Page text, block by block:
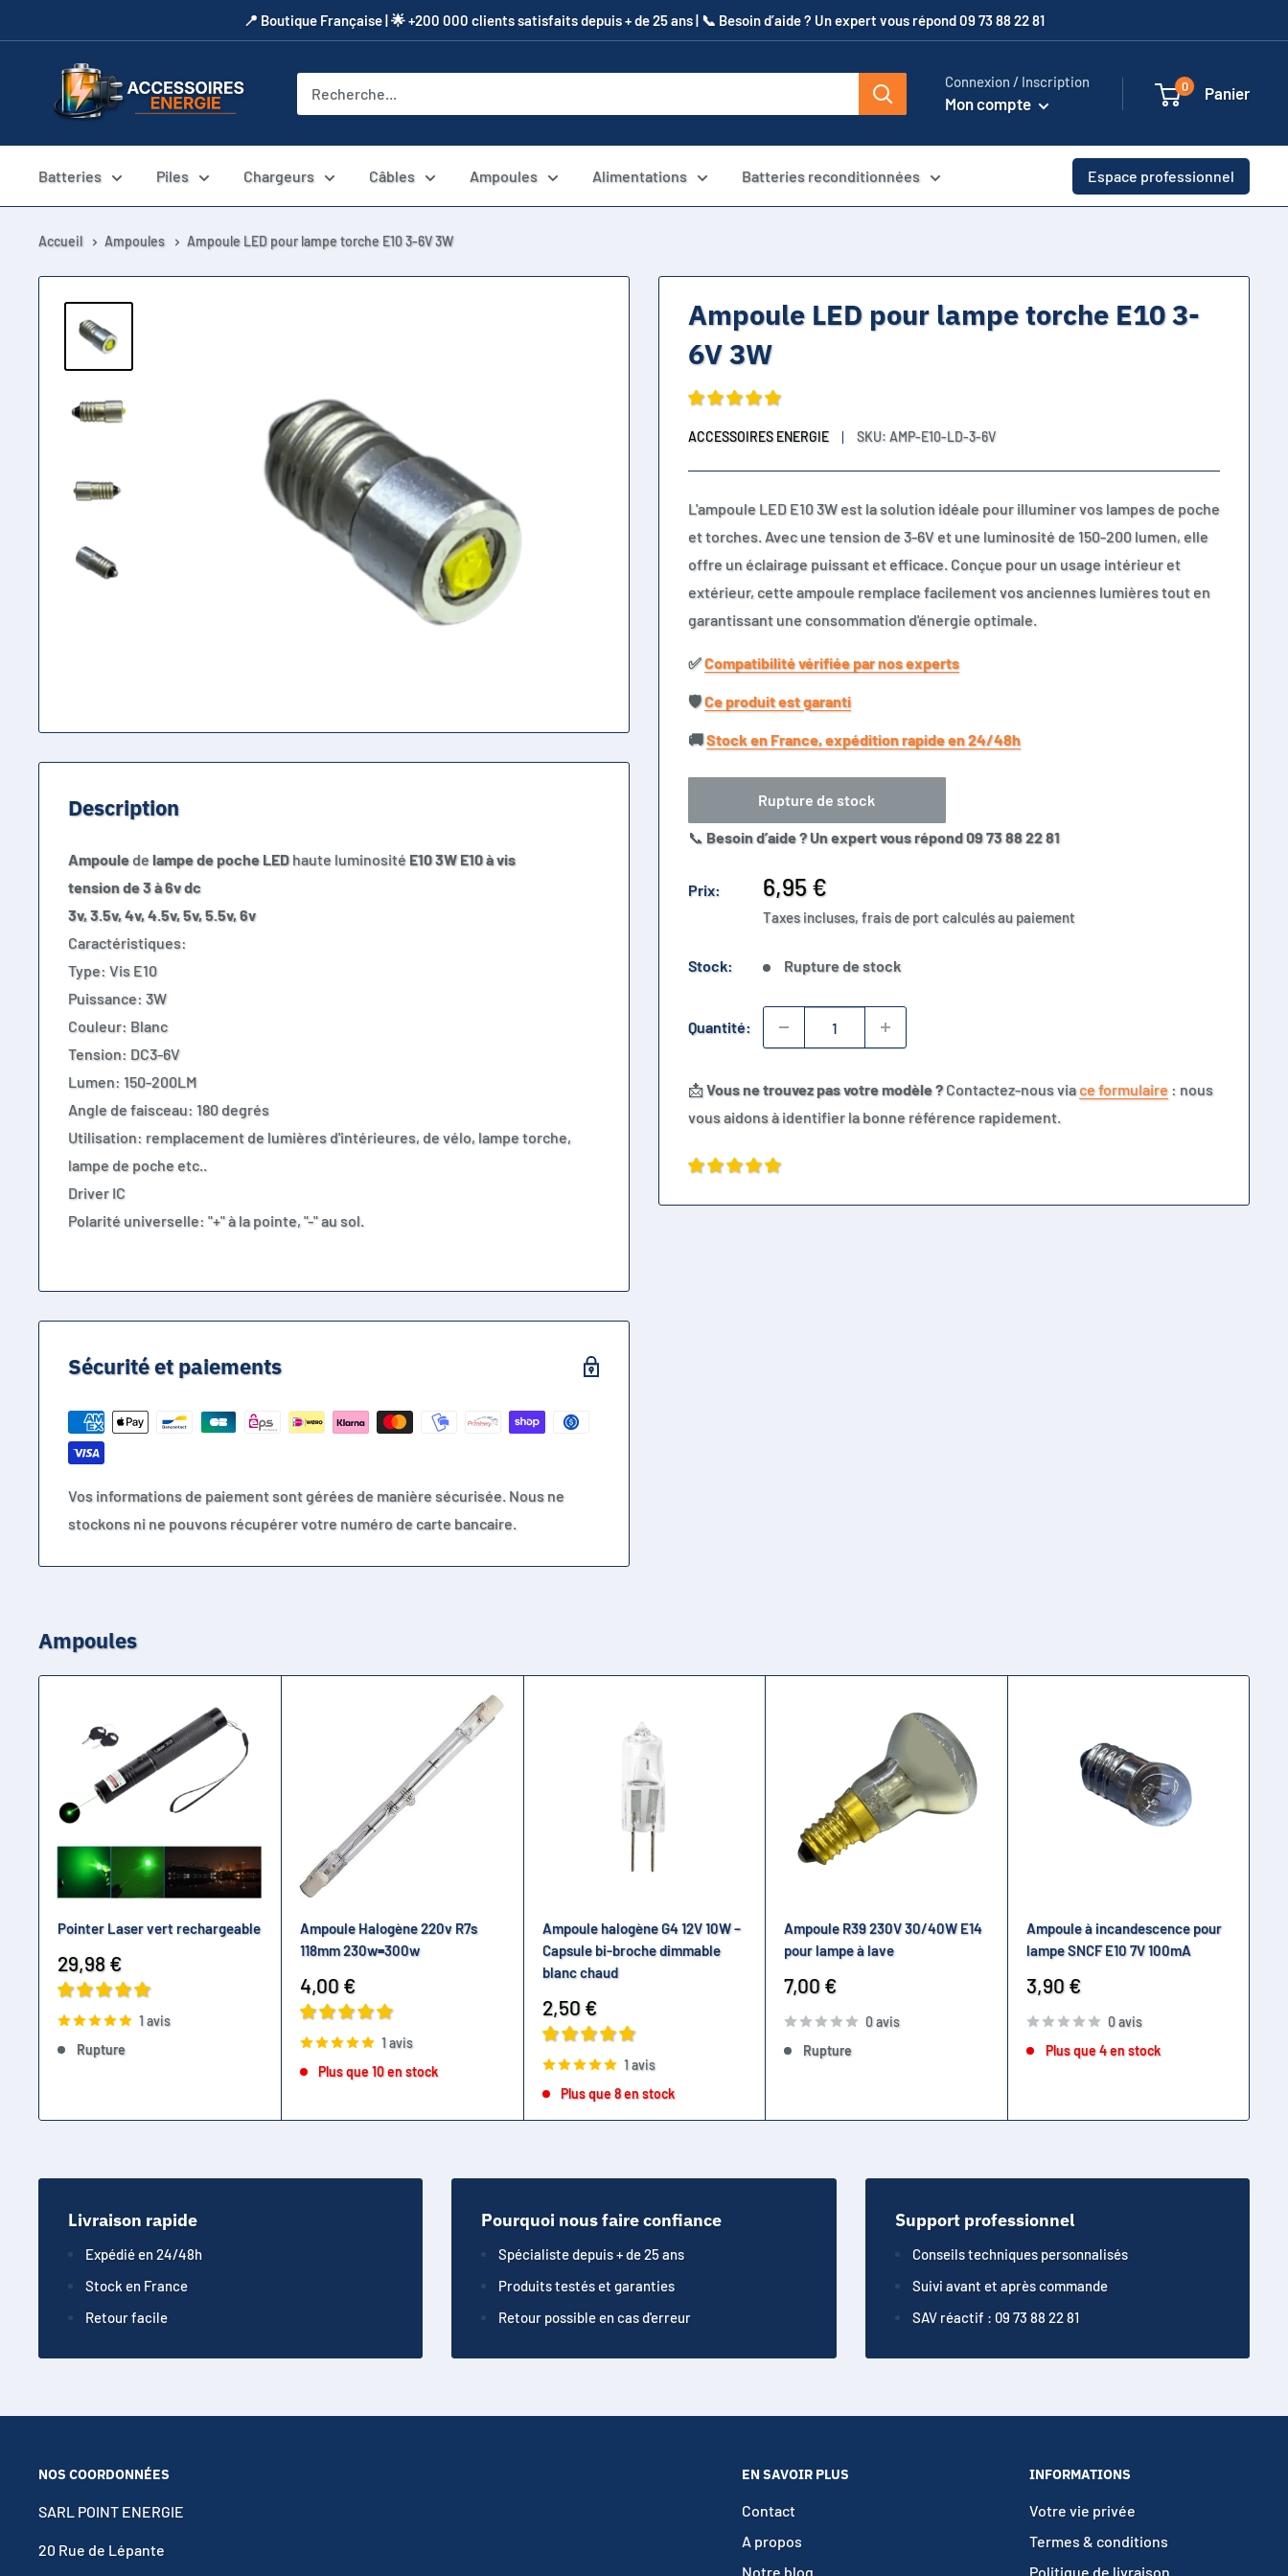
au
​📍​ Boutique Française | 🌟 +200 000 clients satisfaits depuis + de 25 ans | 📞​ Besoin d’aide ? Un expert vous répond 09 73 88 22 81
Accessoires
Energie
Connexion / Inscription
Mon compte
0 Panier
Batteries Piles Chargeurs Câbles Ampoules Alimentations Batteries reconditionnées Espace professionnel
Accueil Ampoules Ampoule LED pour lampe torche E10 3-6V 3W
Ampoule LED pour lampe torche E10 3-
6V 3W
ACCESSOIRES ENERGIE SKU: AMP-E10-LD-3-6V
L'ampoule LED E10 3W est la solution idéale pour illuminer vos lampes de poche
et torches. Avec une tension de 3-6V et une luminosité de 150-200 lumen, elle
offre un éclairage puissant et efficace. Conçue pour un usage intérieur et
extérieur, cette ampoule remplace facilement vos anciennes lumières tout en
garantissant une consommation d'énergie optimale.
✅​Compatibilité vérifiée par nos experts
🛡️​Ce produit est garanti
🚚​Stock en France, expédition rapide en 24/48h
Rupture de stock
📞 Besoin d’aide ? Un expert vous répond 09 73 88 22 81
Prix:
Prix
réduit
6,95 €
Taxes incluses, frais de port calculés au paiement
Stock: Rupture de stock
Quantité:
📩Vous ne trouvez pas votre modèle ?Contactez-nous viace formulaire : nous
vous aidons à identifier la bonne référence rapidement.
Description
Ampoule delampe de poche LEDhaute luminosité E10 3W E10 à vis
tension de 3 à 6v dc
3v, 3.5v, 4v, 4.5v, 5v, 5.5v, 6v
Caractéristiques:
Type: Vis E10
Puissance: 3W
Couleur: Blanc
Tension: DC3-6V
Lumen: 150-200LM
Angle de faisceau: 180 degrés
Utilisation: remplacement de lumières d'intérieures, de vélo, lampe torche,
lampe de poche etc..
Driver IC
Polarité universelle: "+" à la pointe, "-" au sol.
Sécurité et paiements
Vos informations de paiement sont gérées de manière sécurisée. Nous ne
stockons ni ne pouvons récupérer votre numéro de carte bancaire.
Ampoules
Pointer Laser vert rechargeable
Prix
réduit
29,98 €
1 avis
Rupture
Ampoule Halogène 220v R7s
118mm 230w=300w
Prix
réduit
4,00 €
1 avis
Plus que 10 en stock
Ampoule halogène G4 12V 10W –
Capsule bi-broche dimmable
blanc chaud
Prix
réduit
2,50 €
1 avis
Plus que 8 en stock
Ampoule R39 230V 30/40W E14
pour lampe à lave
Prix
réduit
7,00 €
0 avis
Rupture
Ampoule à incandescence pour
lampe SNCF E10 7V 100mA
Prix
réduit
3,90 €
0 avis
Plus que 4 en stock
Livraison rapide
Expédié en 24/48h
Stock en France
Retour facile
Pourquoi nous faire confiance
Spécialiste depuis + de 25 ans
Produits testés et garanties
Retour possible en cas d'erreur
Support professionnel
Conseils techniques personnalisés
Suivi avant et après commande
SAV réactif : 09 73 88 22 81
NOS COORDONNÉES
SARL POINT ENERGIE
20 Rue de Lépante
EN SAVOIR PLUS
Contact
A propos
Notre blog
INFORMATIONS
Votre vie privée
Termes & conditions
Politique de livraison